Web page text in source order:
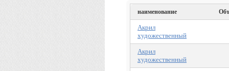
наименование
Акрил
художественный
Акрил
художественный